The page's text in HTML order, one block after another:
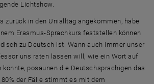
Lichtshow.
zurück in den Unialltag angekommen, habe
Erasmus-Sprachkurs feststellen können
zu Deutsch ist. Wann auch immer unser
uns raten lassen will, wie ein Wort auf
posaunen die Deutschsprachigen das
der Fälle stimmt es mit dem